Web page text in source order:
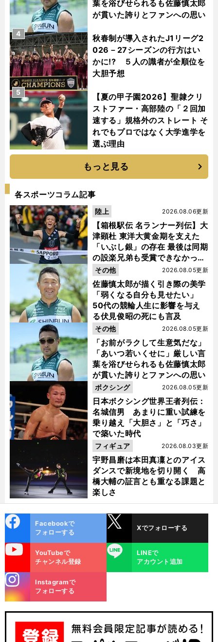
葉を浴びせられるも佐藤慎太郎
が貫いた誇りとファンへの思い
秋春制が導入されたJ1リーグ2
026－27シーズンの行方はい
かに!? ５人の識者が全順位を
大胆予想
4
【夏の甲子園2026】聖隷クリ
ストファー・高部陸の「２回加
速する」規格外のストレート そ
れでもプロではなく大学進学を
選ぶ理由
5
もっと見る
各スポーツコラム記事
【箱根駅伝 名ランナー列伝】大
津顕杜 東洋大黄金期を支えた
「いぶし銀」の存在 最後は同期
の設楽兄弟も受賞できなかった
金栗杯に輝く
2026.08.06更新
陸上
佐藤慎太郎が描く引き際の美学
「弱くなる自分も見せたい」
50代の競輪人生に影響を与え
る伏見俊昭の死にも言及
2026.08.05更新
その他
「お前がラクして生意気だな」
「あいつ若いくせに」厳しい言
葉を浴びせられるも佐藤慎太郎
が貫いた誇りとファンへの思い
2026.08.05更新
その他
日本ボクシング世界王者列伝：
名城信男 あまりに重い試練を
乗り越え「大胆さ」と「巧さ」
で築いた時代
2026.08.05更新
ボクシング
宇野昌磨は本田真凜とのアイス
ダンスで新境地を切り開く 高
橋大輔の証言とも重なる課題と
楽しさ
2026.08.03更新
フィギュア
ok
Facebookで
フォローする
Xでフォローする
YouTubeで
チャンネル登録
LINE
LINEで
アカウント追加
m
Instagramで
フォローする